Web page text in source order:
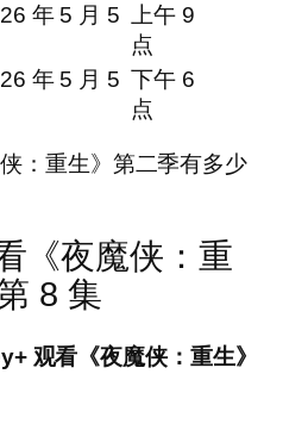
年 5 月 5
上午 9
点
年 5 月 5 下午 6
点
：重生》第二季有多少
《夜魔侠：重
8 集
观看《夜魔侠：重生》